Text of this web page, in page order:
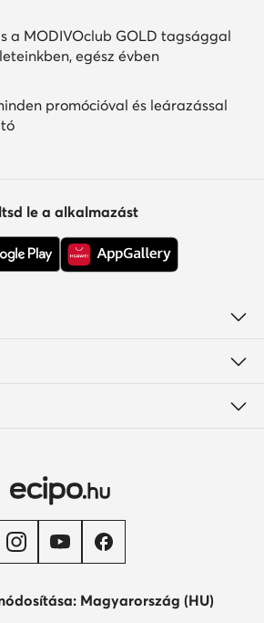
a MODIVOclub GOLD tagsággal
egész évben
promócióval és leárazással
Magyarország (HU)
le a alkalmazást